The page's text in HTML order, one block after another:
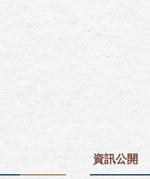
資訊公開